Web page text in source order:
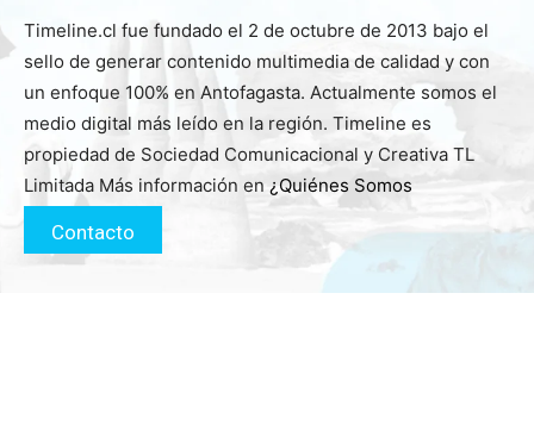
Timeline.cl fue fundado el 2 de octubre de 2013 bajo el
sello de generar contenido multimedia de calidad y con
un enfoque 100% en Antofagasta. Actualmente somos el
medio digital más leído en la región. Timeline es
propiedad de Sociedad Comunicacional y Creativa TL
Limitada Más información en ¿Quiénes Somos
Contacto